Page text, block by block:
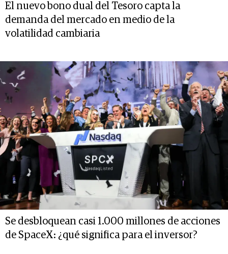
El nuevo bono dual del Tesoro capta la
demanda del mercado en medio de la
volatilidad cambiaria
Se desbloquean casi 1.000 millones de acciones
de SpaceX: ¿qué significa para el inversor?